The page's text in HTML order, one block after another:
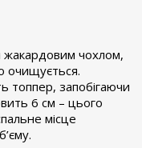
чохлом,
очищується.
топпер, запобігаючи
6 см – цього
місце